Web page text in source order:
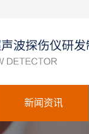
新闻资讯